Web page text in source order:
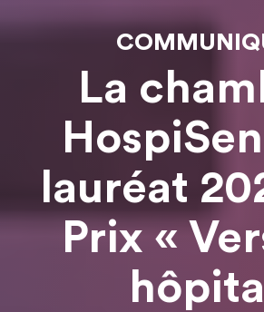
La
lauréat
Prix «
hôpital